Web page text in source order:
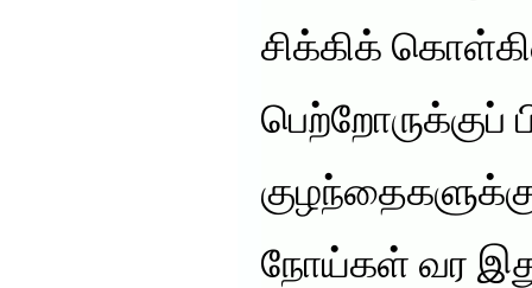
சிக்கிக்
பெற்றோருக்குப்
நோய்கள் வர